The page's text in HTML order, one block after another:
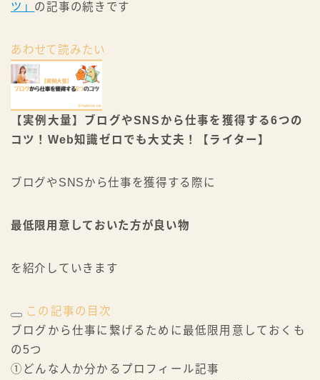
☆←ヒトデのプロフィール
ツ」 の記事の続きです
あわせて読みたい
【実例大量】ブログやSNSから仕事を獲得する6つの
コツ！Web知識ゼロでも大丈夫！【ライター】
ブログやSNSから仕事を獲得する際に
最低限用意しておいた方が良い物
を紹介していきます
この記事の目次
ブログから仕事に繋げるために最低限用意しておくも
の5つ
①どんな人か分かるプロフィール記事